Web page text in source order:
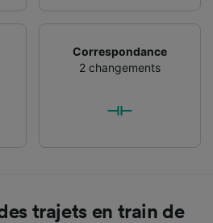
Correspondance
2 changements
trajets en train de